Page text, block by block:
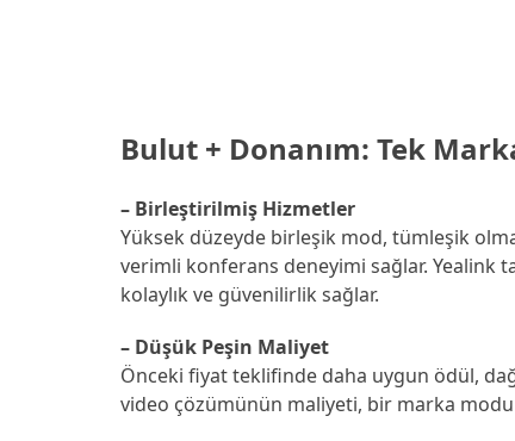
Bulut + Donanım: Tek
– Birleştirilmiş Hizmetler
Yüksek düzeyde birleşik mod, tümleşik
verimli konferans deneyimi sağlar. Yealink
kolaylık ve güvenilirlik sağlar.
– Düşük Peşin Maliyet
Önceki fiyat teklifinde daha uygun ödül,
video çözümünün maliyeti, bir marka modu